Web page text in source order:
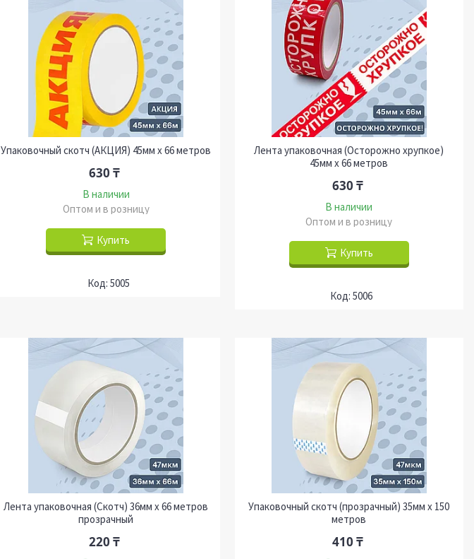
Упаковочный скотч (АКЦИЯ) 45мм х 66 метров
630 ₸
В наличии
Оптом и в розницу
Купить
5005
Лента упаковочная (Осторожно хрупкое)
45мм х 66 метров
630 ₸
В наличии
Оптом и в розницу
Купить
5006
Лента упаковочная (Скотч) 36мм х 66 метров
прозрачный
220 ₸
Упаковочный скотч (прозрачный) 35мм х 150
метров
410 ₸